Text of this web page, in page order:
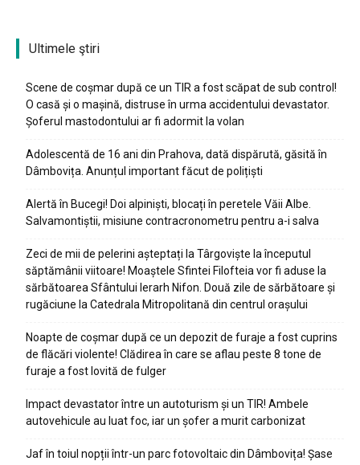
Ultimele ştiri
Scene de coșmar după ce un TIR a fost scăpat de sub control!
O casă și o mașină, distruse în urma accidentului devastator.
Șoferul mastodontului ar fi adormit la volan
Adolescentă de 16 ani din Prahova, dată dispărută, găsită în
Dâmbovița. Anunțul important făcut de polițiști
Alertă în Bucegi! Doi alpiniști, blocați în peretele Văii Albe.
Salvamontiștii, misiune contracronometru pentru a-i salva
Zeci de mii de pelerini așteptați la Târgoviște la începutul
săptămânii viitoare! Moaștele Sfintei Filofteia vor fi aduse la
sărbătoarea Sfântului Ierarh Nifon. Două zile de sărbătoare și
rugăciune la Catedrala Mitropolitană din centrul orașului
Noapte de coșmar după ce un depozit de furaje a fost cuprins
de flăcări violente! Clădirea în care se aflau peste 8 tone de
furaje a fost lovită de fulger
Impact devastator între un autoturism și un TIR! Ambele
autovehicule au luat foc, iar un șofer a murit carbonizat
Jaf în toiul nopții într-un parc fotovoltaic din Dâmbovița! Șase